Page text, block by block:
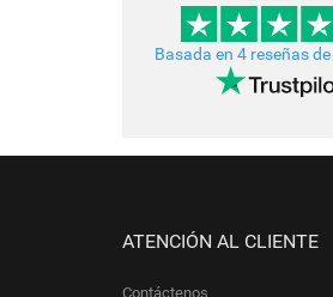
Basada en 4 reseñas
ATENCIÓN AL CLIENTE
Contáctenos